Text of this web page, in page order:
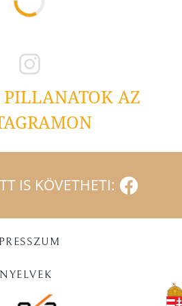
AZ
IS KÖVETHETI: